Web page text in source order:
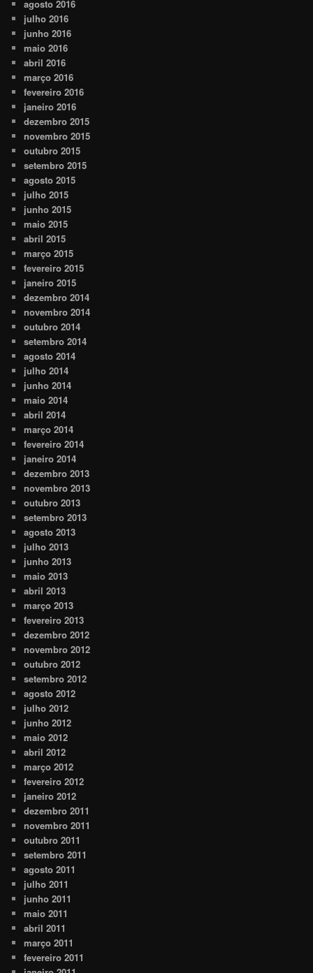
agosto 2016
julho 2016
junho 2016
maio 2016
abril 2016
março 2016
fevereiro 2016
janeiro 2016
dezembro 2015
novembro 2015
outubro 2015
setembro 2015
agosto 2015
julho 2015
junho 2015
maio 2015
abril 2015
março 2015
fevereiro 2015
janeiro 2015
dezembro 2014
novembro 2014
outubro 2014
setembro 2014
agosto 2014
julho 2014
junho 2014
maio 2014
abril 2014
março 2014
fevereiro 2014
janeiro 2014
dezembro 2013
novembro 2013
outubro 2013
setembro 2013
agosto 2013
julho 2013
junho 2013
maio 2013
abril 2013
março 2013
fevereiro 2013
dezembro 2012
novembro 2012
outubro 2012
setembro 2012
agosto 2012
julho 2012
junho 2012
maio 2012
abril 2012
março 2012
fevereiro 2012
janeiro 2012
dezembro 2011
novembro 2011
outubro 2011
setembro 2011
agosto 2011
julho 2011
junho 2011
maio 2011
abril 2011
março 2011
fevereiro 2011